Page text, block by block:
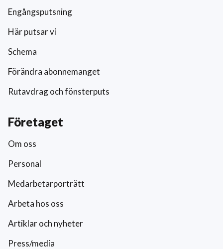
Engångsputsning
Här putsar vi
Schema
Förändra abonnemanget
Rutavdrag och fönsterputs
Företaget
Om oss
Personal
Medarbetarporträtt
Arbeta hos oss
Artiklar och nyheter
Press/media